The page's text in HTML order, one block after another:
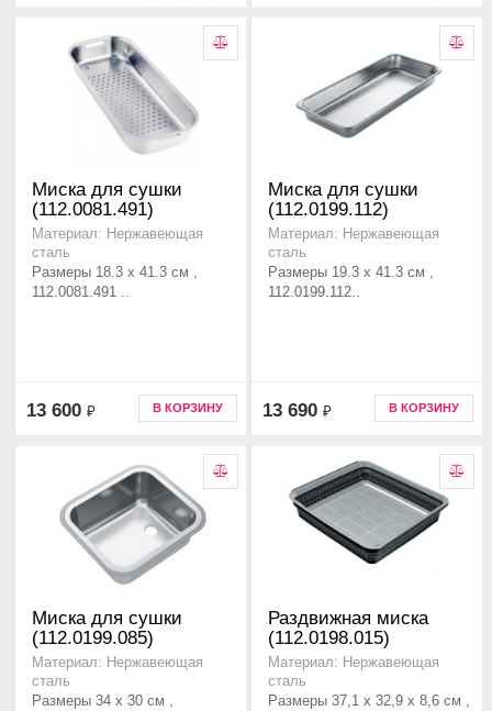
Миска для сушки
(112.0081.491)
Материал: Нержавеющая
сталь
Размеры 18.3 x 41.3 см ,
112.0081.491 ..
13 600 ₽ В КОРЗИНУ
Миска для сушки
(112.0199.112)
Материал: Нержавеющая
сталь
Размеры 19.3 x 41.3 см ,
112.0199.112..
13 690 ₽ В КОРЗИНУ
Миска для сушки
(112.0199.085)
Материал: Нержавеющая
сталь
Размеры 34 x 30 см ,
Раздвижная миска
(112.0198.015)
Материал: Нержавеющая
сталь
Размеры 37,1 х 32,9 х 8,6 см ,